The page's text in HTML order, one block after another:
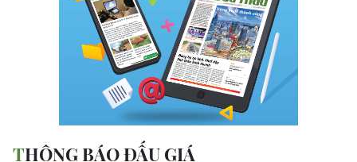
THÔNG BÁO ĐẤU GIÁ